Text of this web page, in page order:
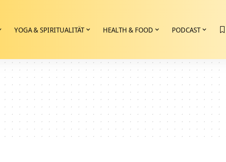
YOGA & SPIRITUALITÄT HEALTH & FOOD PODCAST